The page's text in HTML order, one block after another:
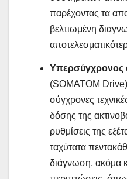
παρέχοντας τα
βελτιωμένη
Υπερσύγχρονος
(SOMATOM Drive)
σύγχρονες
δόσης της
ρυθμίσεις της
ταχύτατα
διάγνωση, ακόμα